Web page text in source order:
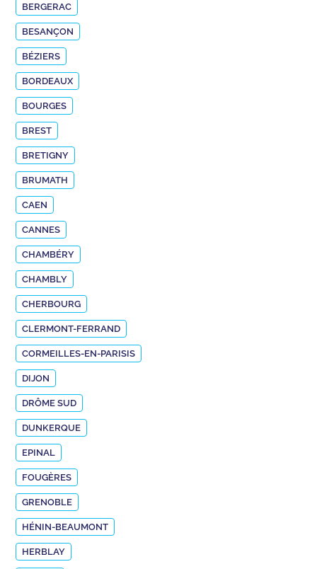
BERGERAC
BESANÇON
BÉZIERS
BORDEAUX
BOURGES
BREST
BRETIGNY
BRUMATH
CAEN
CANNES
CHAMBÉRY
CHAMBLY
CHERBOURG
CLERMONT-FERRAND
CORMEILLES-EN-PARISIS
DIJON
DRÔME SUD
DUNKERQUE
EPINAL
FOUGÈRES
GRENOBLE
HÉNIN-BEAUMONT
HERBLAY